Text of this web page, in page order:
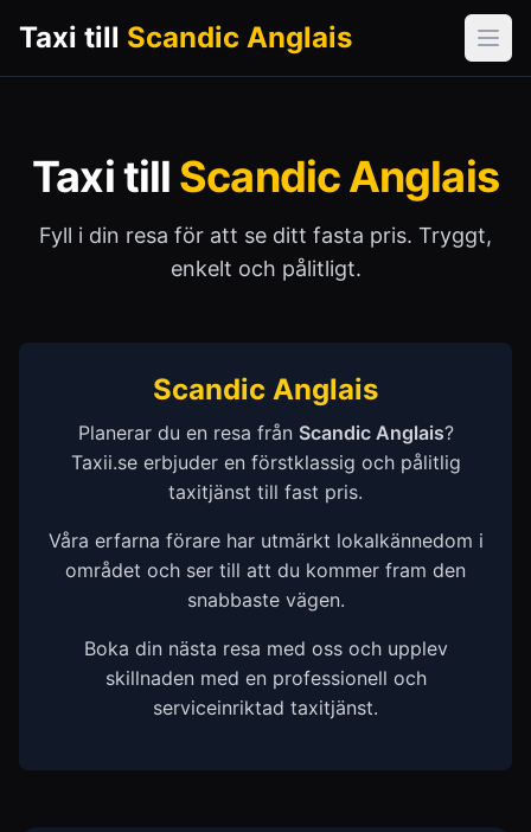
Taxi till Scandic Anglais
Taxi till Scandic Anglais
Fyll i din resa för att se ditt fasta pris. Tryggt,
enkelt och pålitligt.
Scandic Anglais
Planerar du en resa från Scandic Anglais?
Taxii.se erbjuder en förstklassig och pålitlig
taxitjänst till fast pris.
Våra erfarna förare har utmärkt lokalkännedom i
området och ser till att du kommer fram den
snabbaste vägen.
Boka din nästa resa med oss och upplev
skillnaden med en professionell och
serviceinriktad taxitjänst.